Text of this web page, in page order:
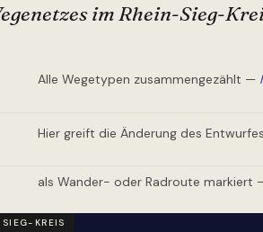
im Rhein-Sieg-
Alle Wegetypen zusammengezählt —
Hier greift die Änderung des
als Wander- oder Radroute markiert
KREIS